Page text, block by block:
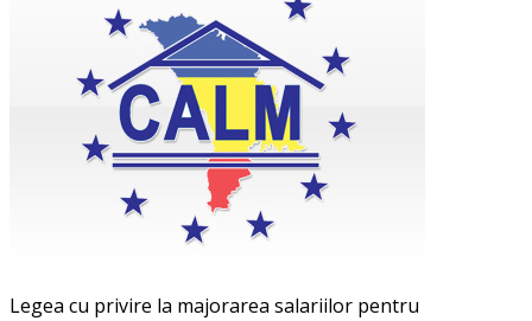
Legea cu privire la majorarea salariilor pentru